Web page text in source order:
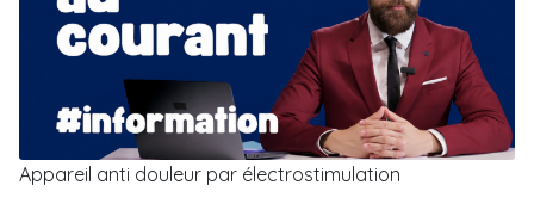
Appareil anti douleur par électrostimulation